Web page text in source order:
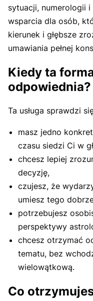
sytuacji, numerologii i
wsparcia dla osób,
kierunek i głębsze
umawiania pełnej
Kiedy ta
odpowiednia?
Ta usługa sprawdzi
masz jedno
czasu siedzi Ci w
chcesz lepiej
decyzję,
czujesz, że
umiesz tego
potrzebujesz
perspektywy
chcesz otrzymać
tematu, bez
wielowątkową.
Co